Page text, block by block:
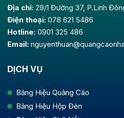
Địa chỉ: 29/1 Đường 37, P.Linh
Điện thoại: 078 621 5486
Hotline: 0901 325 486
Email:
DỊCH VỤ
Bảng Hiệu Quảng Cáo
Bảng Hiệu Hộp Đèn